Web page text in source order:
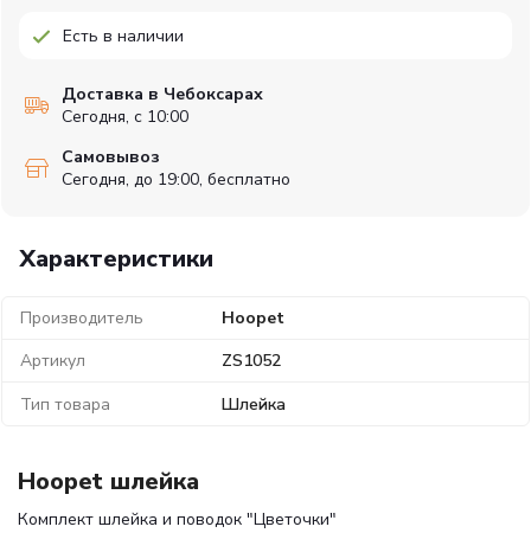
Характеристики
Производитель
Hoopet
Артикул
ZS1052
Тип товара
Шлейка
Есть в наличии
Доставка в Чебоксарах
Сегодня, с 10:00
Самовывоз
Сегодня, до 19:00, бесплатно
Hoopet шлейка
Комплект шлейка и поводок "Цветочки"